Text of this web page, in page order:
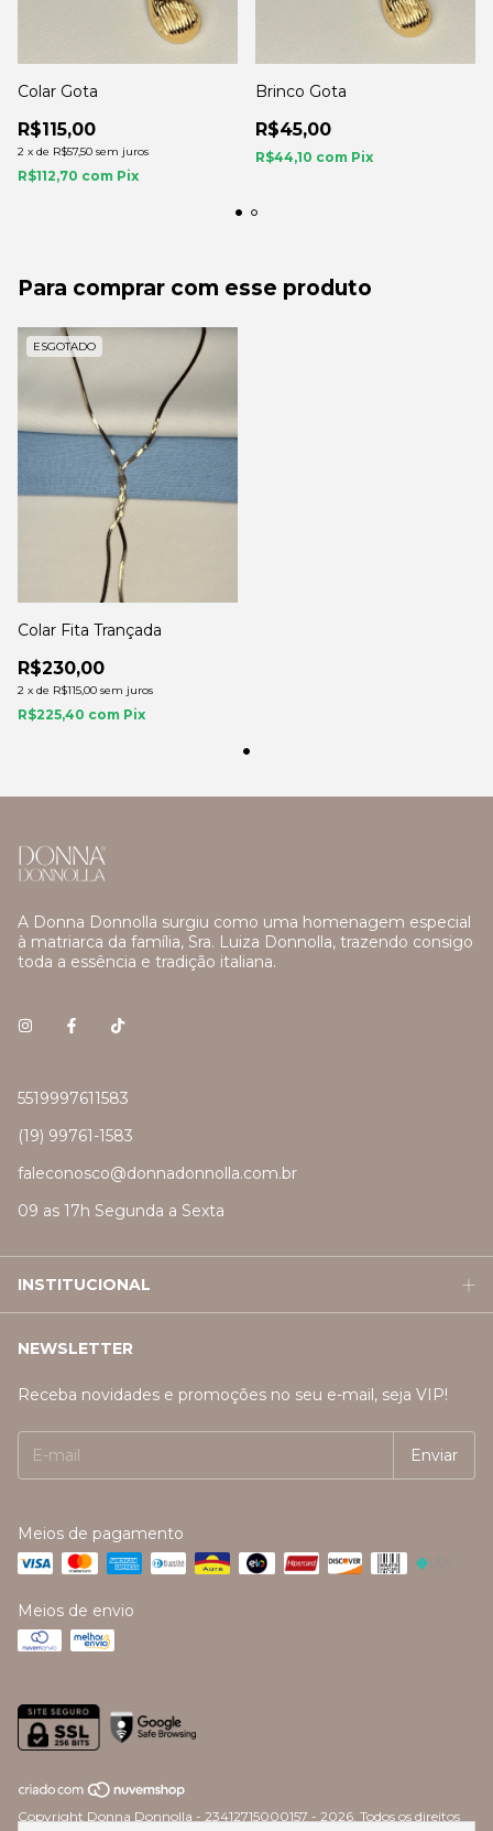
Colar Gota
R$115,00
2 x de R$57,50 sem juros
R$112,70 com Pix
Brinco Gota
R$45,00
R$44,10 com Pix
Para comprar com esse produto
ESGOTADO
Colar Fita Trançada
R$230,00
2 x de R$115,00 sem juros
R$225,40 com Pix
A Donna Donnolla surgiu como uma homenagem especial
à matriarca da família, Sra. Luiza Donnolla, trazendo consigo
toda a essência e tradição italiana.
5519997611583
(19) 99761-1583
faleconosco@donnadonnolla.com.br
09 as 17h Segunda a Sexta
INSTITUCIONAL
NEWSLETTER
Receba novidades e promoções no seu e-mail, seja VIP!
Meios de pagamento
Meios de envio
Copyright Donna Donnolla - 23412715000157 - 2026. Todos os direitos